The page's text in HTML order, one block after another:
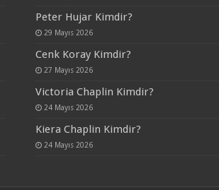
Peter Hujar Kimdir?
29 Mayıs 2026
Cenk Koray Kimdir?
27 Mayıs 2026
Victoria Chaplin Kimdir?
24 Mayıs 2026
Kiera Chaplin Kimdir?
24 Mayıs 2026